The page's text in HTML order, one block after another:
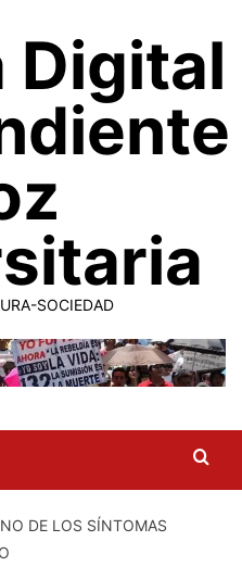
Digital
SOCIEDAD
DE LOS SÍNTOMAS